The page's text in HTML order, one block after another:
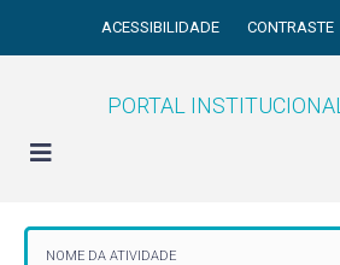
ACESSIBILIDADE CONTRASTE
PORTAL INSTITUCIONAL
NOME DA ATIVIDADE